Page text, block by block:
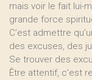
mais voir le fait lui-
grande force
C’est admettre
des excuses, des
Se trouver des
Être attentif, c’est